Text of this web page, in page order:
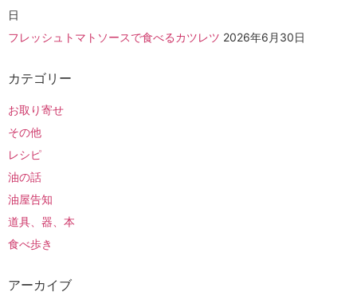
日
フレッシュトマトソースで食べるカツレツ 2026年6月30日
カテゴリー
お取り寄せ
その他
レシピ
油の話
油屋告知
道具、器、本
食べ歩き
アーカイブ